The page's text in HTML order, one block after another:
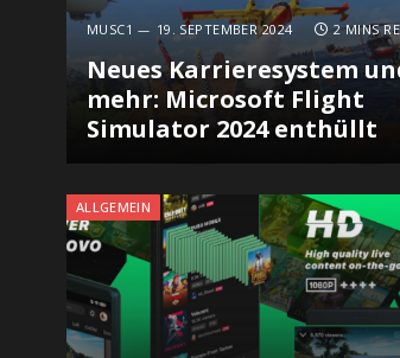
MUSC1 19. SEPTEMBER 2024 2 MINS
Neues Karrieresystem
mehr: Microsoft Flight
Simulator 2024 enthüllt
ALLGEMEIN